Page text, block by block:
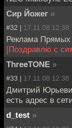
Сир Йожег »
#32 | 17.11.08 12:38
Реклама Прямых
[Поздравлю с
ThreeTONE »
#33 | 17.11.08 12:38
Дмитрий
есть адрес в
d_test »